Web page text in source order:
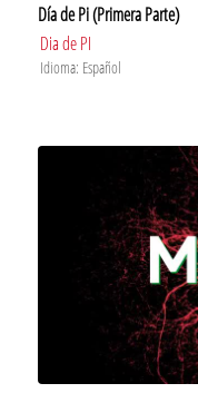
Día de Pi (Primera Parte)
Dia de PI
Idioma: Español